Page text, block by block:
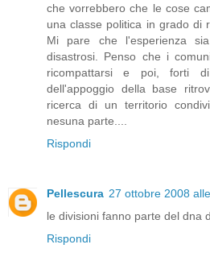
che vorrebbero che le cose
una classe politica in grado di
Mi pare che l'esperienza
disastrosi. Penso che i
ricompattarsi e poi, forti
dell'appoggio della base
ricerca di un territorio
nesuna parte....
Rispondi
Pellescura 27 ottobre 2008
le divisioni fanno parte del dna
Rispondi